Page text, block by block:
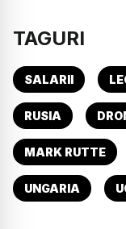
TAGURI
SALARII
RUSIA
MARK RUTTE
UNGARIA